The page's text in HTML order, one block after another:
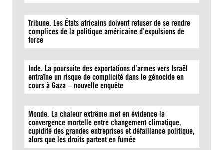
Tribune. Les États africains doivent refuser de se rendre
complices de la politique américaine d’expulsions de
force
Inde. La poursuite des exportations d’armes vers Israël
entraîne un risque de complicité dans le génocide en
cours à Gaza – nouvelle enquête
Monde. La chaleur extrême met en évidence la
convergence mortelle entre changement climatique,
cupidité des grandes entreprises et défaillance politique,
alors que les droits partent en fumée